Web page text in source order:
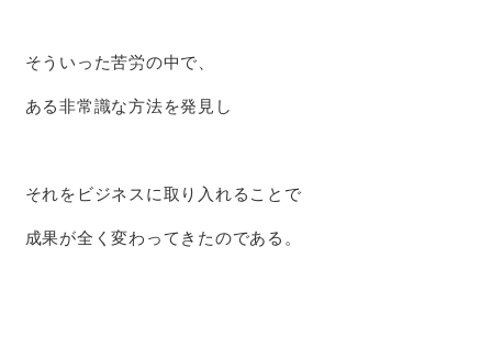
そういった苦労の中で、
ある非常識な方法を発見し
それをビジネスに取り入れることで
成果が全く変わってきたのである。